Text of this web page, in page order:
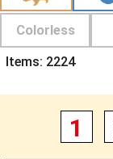
Colorless
Items: 2224
1